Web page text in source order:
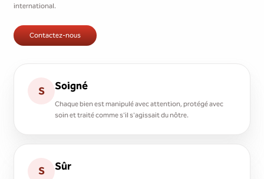
international.
Contactez-nous
S Soigné
Chaque bien est manipulé avec attention, protégé avec
soin et traité comme s'il s'agissait du nôtre.
S Sûr